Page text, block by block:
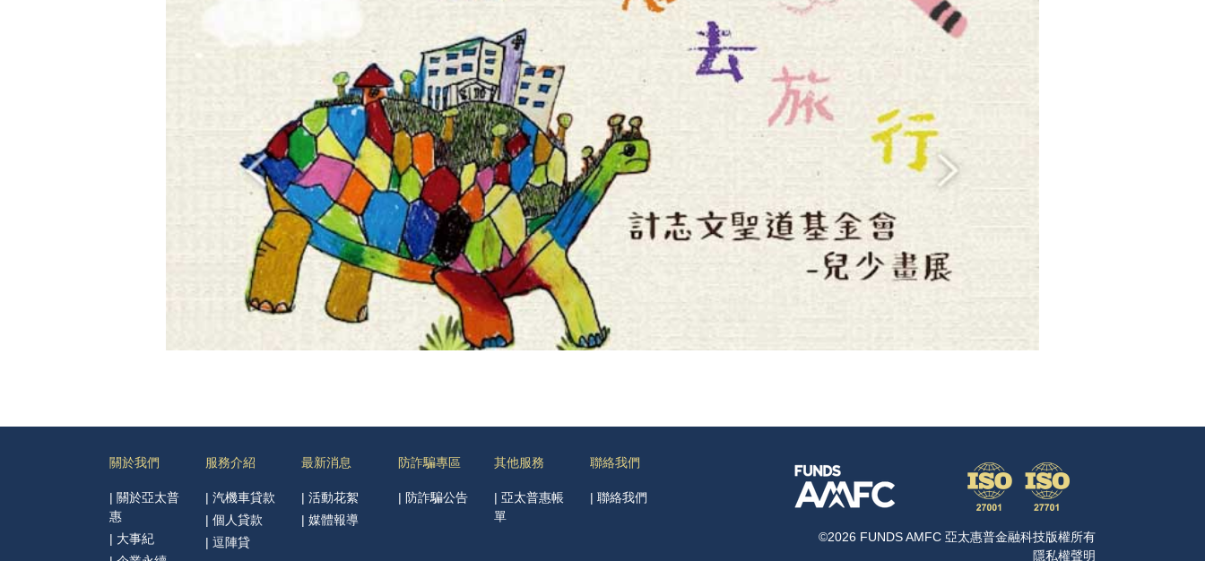
關於我們
| 關於亞太普
惠
| 大事紀
服務介紹
|汽機車貸款
|個人貸款
|逗陣貸
最新消息
|活動花絮
|媒體報導
防詐騙專區
| 防詐騙公告
其他服務
| 亞太普惠帳
單
聯絡我們
|聯絡我們
©2026 FUNDS AMFC 亞太惠普金融科技版權所有
隱私權聲明